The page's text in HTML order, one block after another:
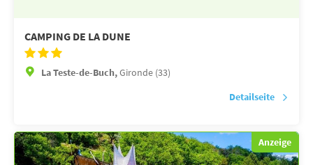
CAMPING DE LA DUNE
La Teste-de-Buch,Gironde (33)
Detailseite
Anzeige